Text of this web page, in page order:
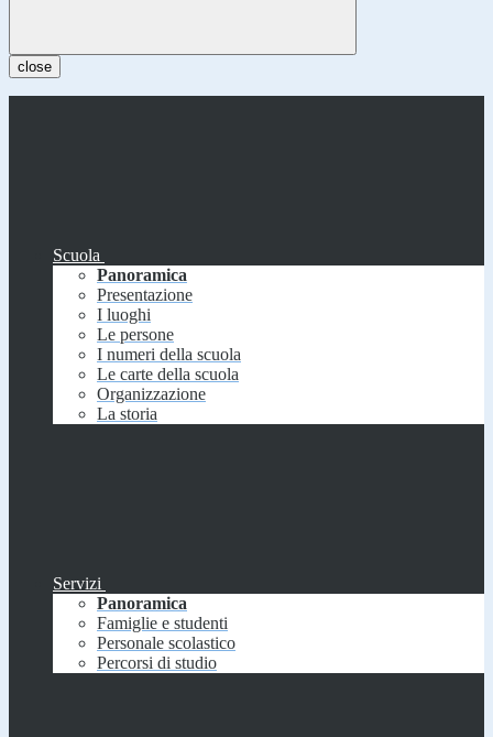
close
Scuola
Panoramica
Presentazione
I luoghi
Le persone
I numeri della scuola
Le carte della scuola
Organizzazione
La storia
Servizi
Panoramica
Famiglie e studenti
Personale scolastico
Percorsi di studio